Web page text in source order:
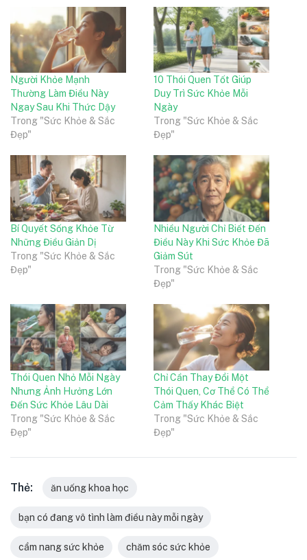
Người Khỏe Mạnh
Thường Làm Điều Này
Ngay Sau Khi Thức Dậy
Trong "Sức Khỏe & Sắc
Đẹp"
10 Thói Quen Tốt Giúp
Duy Trì Sức Khỏe Mỗi
Ngày
Trong "Sức Khỏe & Sắc
Đẹp"
Bí Quyết Sống Khỏe Từ
Những Điều Giản Dị
Trong "Sức Khỏe & Sắc
Đẹp"
Nhiều Người Chỉ Biết Đến
Điều Này Khi Sức Khỏe Đã
Giảm Sút
Trong "Sức Khỏe & Sắc
Đẹp"
Thói Quen Nhỏ Mỗi Ngày
Nhưng Ảnh Hưởng Lớn
Đến Sức Khỏe Lâu Dài
Trong "Sức Khỏe & Sắc
Đẹp"
Chỉ Cần Thay Đổi Một
Thói Quen, Cơ Thể Có Thể
Cảm Thấy Khác Biệt
Trong "Sức Khỏe & Sắc
Đẹp"
Thẻ: ăn uống khoa học
bạn có đang vô tình làm điều này mỗi ngày
cẩm nang sức khỏe chăm sóc sức khỏe